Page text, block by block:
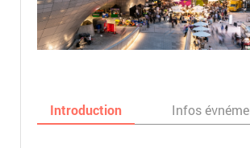
Introduction Infos